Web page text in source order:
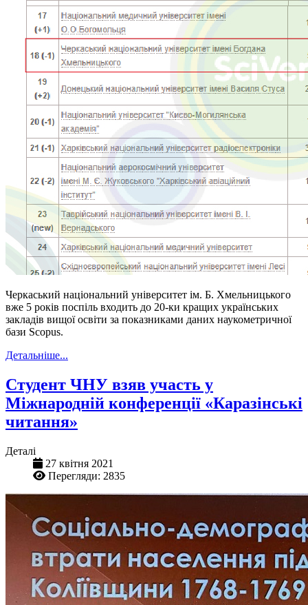
Черкаський національний університет ім. Б. Хмельницького
вже 5 років поспіль входить до 20-ки кращих українських
закладів вищої освіти за показниками даних наукометричної
бази Scopus.
Детальніше...
Студент ЧНУ взяв участь у
Міжнародній конференції «Каразінські
читання»
Деталі
27 квітня 2021
Перегляди: 2835